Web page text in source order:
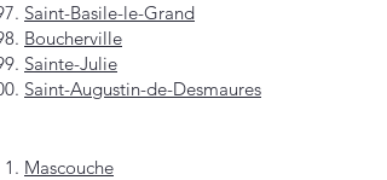
Saint-Basile-le-Grand
Boucherville
Sainte-Julie
Saint-Augustin-de-Desmaures
Mascouche